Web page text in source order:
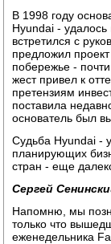
В 1998 году
Hyundai -
встретился с
предложил проект
побережье -
жест привел к
претензиям
поставила
основатель был
Судьба Hyundai -
планирующих
стран - еще
Сергей
Напомню, мы
только что
еженедельника